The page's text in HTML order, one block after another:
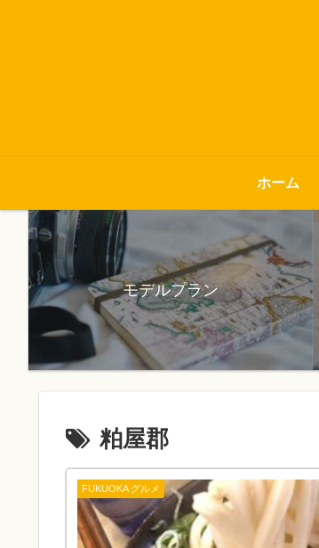
ホーム
モデルプラン
粕屋郡
FUKUOKA グルメ